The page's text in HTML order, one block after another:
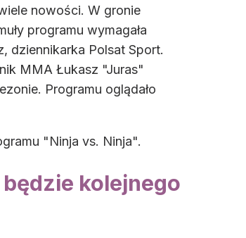
nowości. W gronie
programu wymagała
dziennikarka Polsat Sport.
MMA Łukasz "Juras"
Programu oglądało
"Ninja vs. Ninja".
kolejnego